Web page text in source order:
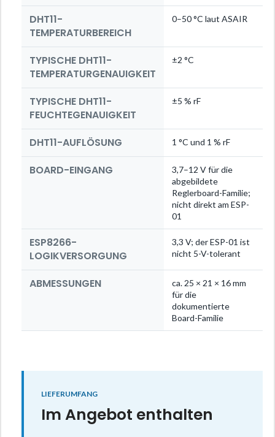
DHT11-
TEMPERATURBEREICH
0–50 °C laut ASAIR
TYPISCHE DHT11-
TEMPERATURGENAUIGKEIT
±2 °C
TYPISCHE DHT11-
FEUCHTEGENAUIGKEIT
±5 % rF
DHT11-AUFLÖSUNG 1 °C und 1 % rF
BOARD-EINGANG
3,7–12 V für die
abgebildete
Reglerboard-Familie;
nicht direkt am ESP-
01
ESP8266-
LOGIKVERSORGUNG
3,3 V; der ESP-01 ist
nicht 5-V-tolerant
ABMESSUNGEN
ca. 25 × 21 × 16 mm
für die
dokumentierte
Board-Familie
LIEFERUMFANG
Im Angebot enthalten